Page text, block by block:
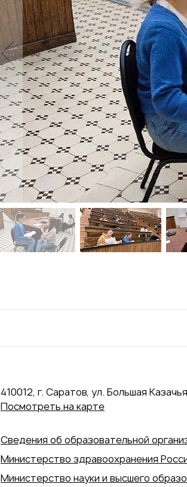
410012, г. Саратов, ул. Большая
Посмотреть на карте
Сведения об образовательной
Министерство здравоохранения
Министерство науки и высшего